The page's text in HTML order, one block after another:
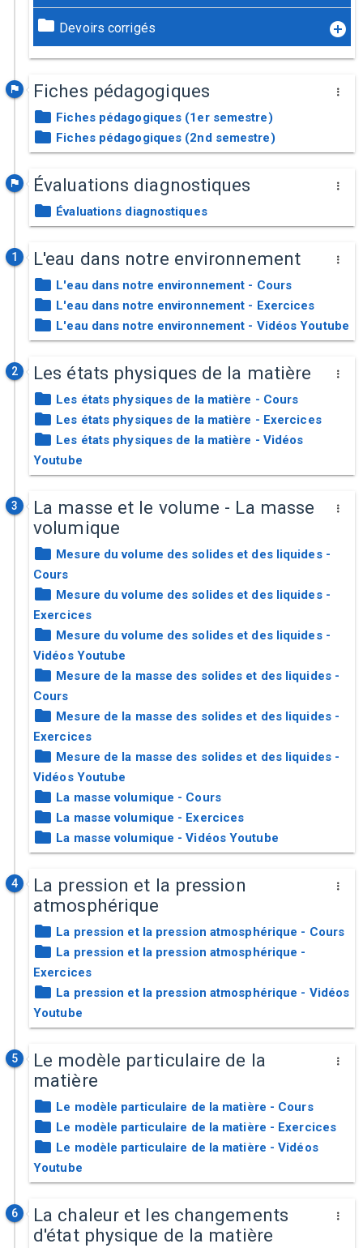
Devoirs corrigés
Fiches pédagogiques
Fiches pédagogiques (1er semestre)
Fiches pédagogiques (2nd semestre)
Évaluations diagnostiques
Évaluations diagnostiques
1 L'eau dans notre environnement
L'eau dans notre environnement - Cours
L'eau dans notre environnement - Exercices
L'eau dans notre environnement - Vidéos Youtube
2 Les états physiques de la matière
Les états physiques de la matière - Cours
Les états physiques de la matière - Exercices
Les états physiques de la matière - Vidéos
Youtube
3
La masse et le volume - La masse
volumique
Mesure du volume des solides et des liquides -
Cours
Mesure du volume des solides et des liquides -
Exercices
Mesure du volume des solides et des liquides -
Vidéos Youtube
Mesure de la masse des solides et des liquides -
Cours
Mesure de la masse des solides et des liquides -
Exercices
Mesure de la masse des solides et des liquides -
Vidéos Youtube
La masse volumique - Cours
La masse volumique - Exercices
La masse volumique - Vidéos Youtube
4
La pression et la pression
atmosphérique
La pression et la pression atmosphérique - Cours
La pression et la pression atmosphérique -
Exercices
La pression et la pression atmosphérique - Vidéos
Youtube
5
Le modèle particulaire de la
matière
Le modèle particulaire de la matière - Cours
Le modèle particulaire de la matière - Exercices
Le modèle particulaire de la matière - Vidéos
Youtube
6
La chaleur et les changements
d'état physique de la matière